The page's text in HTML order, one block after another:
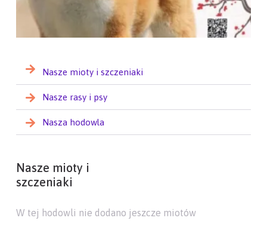
Nasze mioty i szczeniaki
Nasze rasy i psy
Nasza hodowla
Nasze mioty i
szczeniaki
W tej hodowli nie dodano jeszcze miotów